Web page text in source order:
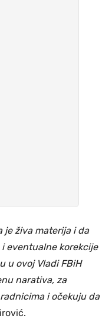
je živa materija i da
eventualne korekcije
u ovoj Vladi FBiH
narativa, za
i očekuju da